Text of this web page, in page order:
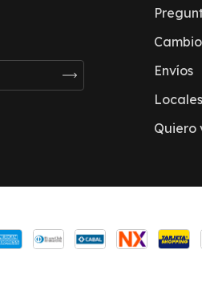
Envíos
Locales
Quiero